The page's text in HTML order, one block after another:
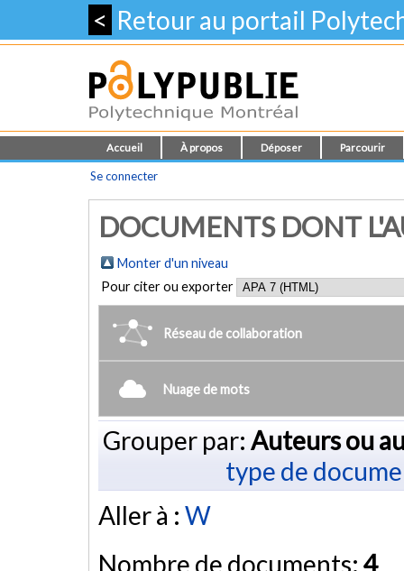
< Retour au portail
Accueil À propos Déposer Parcourir
Se connecter
DOCUMENTS DONT
Monter d'un niveau
Pour citer ou exporter
Réseau de collaboration
Nuage de mots
Grouper par: Auteurs ou
type de
Aller à : W
Nombre de documents: 4